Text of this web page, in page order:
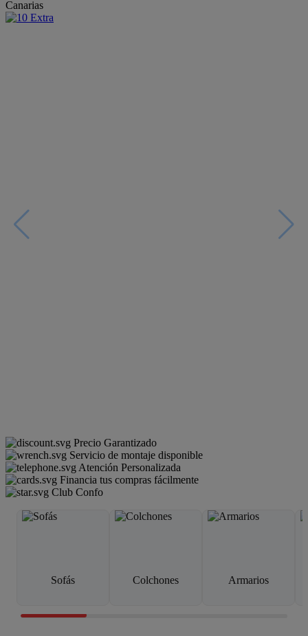
Canarias
Precio Garantizado
Servicio de montaje disponible
Atención Personalizada
Financia tus compras fácilmente
Club Confo
Sofás Colchones Armarios